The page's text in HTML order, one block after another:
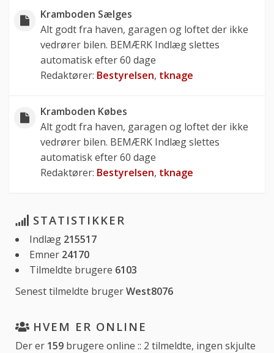
Kramboden Sælges
Alt godt fra haven, garagen og loftet der ikke
vedrører bilen. BEMÆRK Indlæg slettes
automatisk efter 60 dage
Redaktører: Bestyrelsen, tknage
Kramboden Købes
Alt godt fra haven, garagen og loftet der ikke
vedrører bilen. BEMÆRK Indlæg slettes
automatisk efter 60 dage
Redaktører: Bestyrelsen, tknage
STATISTIKKER
Indlæg 215517
Emner 24170
Tilmeldte brugere 6103
Senest tilmeldte brugerWest8076
HVEM ER ONLINE
Der er 159 brugere online :: 2 tilmeldte, ingen skjulte